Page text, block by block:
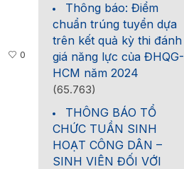
0
Thông báo: Điểm
chuẩn trúng tuyển dựa
trên kết quả kỳ thi đánh
giá năng lực của ĐHQG-
HCM năm 2024
(65.763)
THÔNG BÁO TỔ
CHỨC TUẦN SINH
HOẠT CÔNG DÂN –
SINH VIÊN ĐỐI VỚI